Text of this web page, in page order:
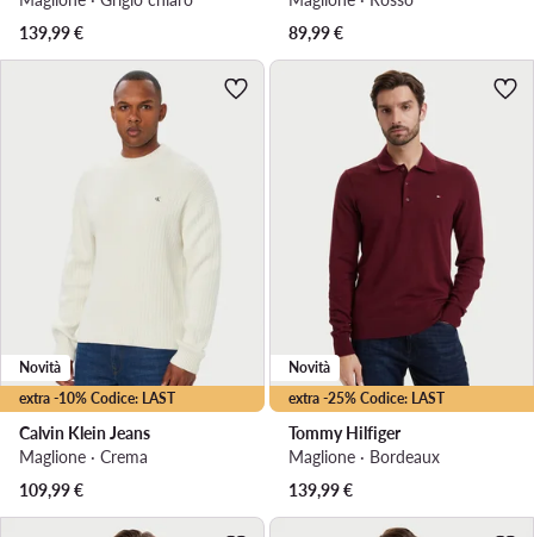
139,99€
89,99€
extra -10% Codice: LAST
Novità
Calvin Klein Jeans
Maglione · Crema
109,99€
extra -25% Codice: LAST
Novità
Tommy Hilfiger
Maglione · Bordeaux
139,99€